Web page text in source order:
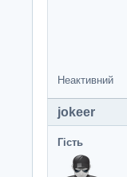
Неактивний
jokeer
Гість